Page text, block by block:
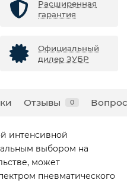
Расширенная
гарантия
Официальный
дилер ЗУБР
Отзывы 0
интенсивной
выбором на
может
пневматического